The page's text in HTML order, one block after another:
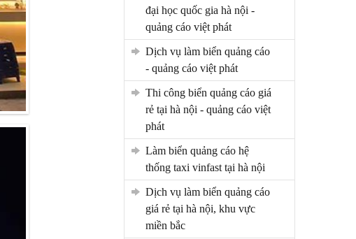
đại học quốc gia hà nội -
quảng cáo việt phát
dịch vụ làm biển quảng cáo
- quảng cáo việt phát
thi công biển quảng cáo giá
rẻ tại hà nội - quảng cáo việt
phát
làm biển quảng cáo hệ
thống taxi vinfast tại hà nội
dịch vụ làm biển quảng cáo
giá rẻ tại hà nội, khu vực
miền bắc